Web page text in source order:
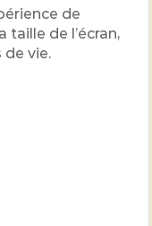
de
de l’écran,
de vie.